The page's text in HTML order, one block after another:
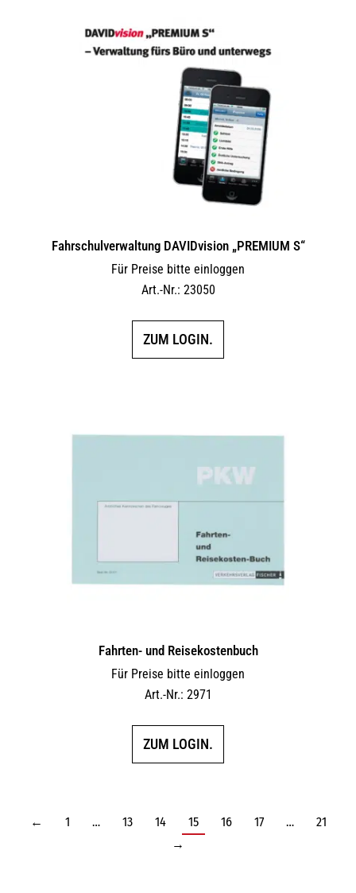
Fahrschulverwaltung DAVIDvision „PREMIUM S“
Für Preise bitte einloggen
Art.-Nr.: 23050
ZUM LOGIN.
Fahrten- und Reisekostenbuch
Für Preise bitte einloggen
Art.-Nr.: 2971
ZUM LOGIN.
← 1 … 13 14 15 16 17 …
21
→